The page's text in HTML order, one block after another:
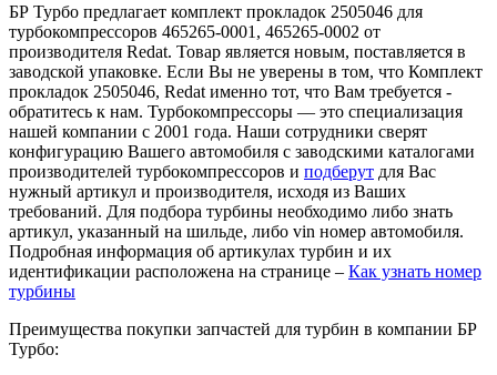
БР Турбо предлагает комплект прокладок 2505046 для
турбокомпрессоров 465265-0001, 465265-0002 от
производителя Redat. Товар является новым, поставляется в
заводской упаковке. Если Вы не уверены в том, что Комплект
прокладок 2505046, Redat именно тот, что Вам требуется -
обратитесь к нам. Турбокомпрессоры — это специализация
нашей компании с 2001 года. Наши сотрудники сверят
конфигурацию Вашего автомобиля с заводскими каталогами
производителей турбокомпрессоров и подберут для Вас
нужный артикул и производителя, исходя из Ваших
требований. Для подбора турбины необходимо либо знать
артикул, указанный на шильде, либо vin номер автомобиля.
Подробная информация об артикулах турбин и их
идентификации расположена на странице – Как узнать номер
турбины
Преимущества покупки запчастей для турбин в компании БР
Турбо: